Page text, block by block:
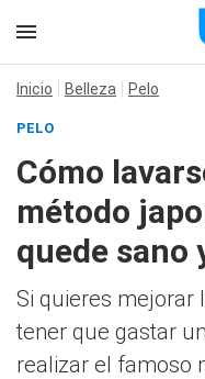
Inicio Belleza Pelo
PELO
Cómo
método
quede sano
Si quieres mejorar
tener que gastar
realizar el famoso